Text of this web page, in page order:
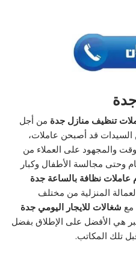
تنظيف منازل جدة من أجل
السيدات قد أصبحن عاملات،
والمجهود على العملاء من
وحتى مجالسة الأطفال وكبار
عاملات نظافة بالساعة جدة
المنزلية من مختلف
مع شغالات للايجار اليومي جدة
هي الأفضل على الإطلاق بفضل
تلك المكاتب.